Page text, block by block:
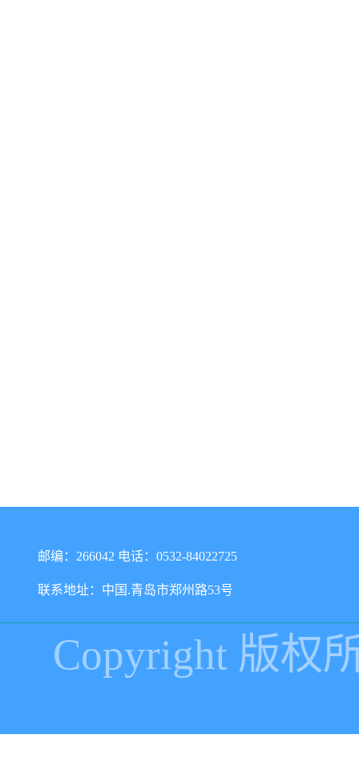
邮编：266042 电话：0532-84022725
联系地址：中国.青岛市郑州路53号
Copyright 版权